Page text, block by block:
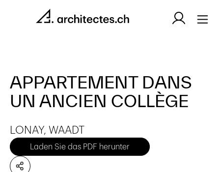
APPARTEMENT DANS
UN ANCIEN COLLÈGE
LONAY, WAADT
Laden Sie das PDF herunter